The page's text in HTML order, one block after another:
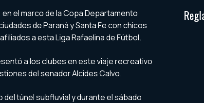
el marco de la Copa Departamento
de Paraná y Santa Fe con chicos
a esta Liga Rafaelina de Fútbol.
a los clubes en este viaje recreativo
del senador Alcides Calvo.
túnel subfluvial y durante el sábado